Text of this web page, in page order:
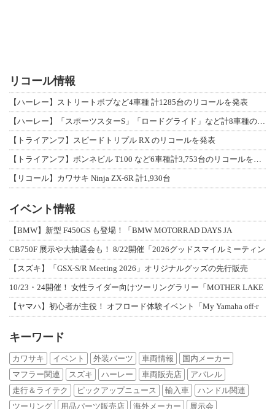
リコール情報
【ハーレー】ストリートボブなど4車種 計1285台のリコールを発表
【ハーレー】「スポーツスターS」「ロードグライド」など計8車種のリコールを発表
【トライアンフ】スピードトリプル RX のリコールを発表
【トライアンフ】ボンネビル T100 など6車種計3,753台のリコールを発表
【リコール】カワサキ Ninja ZX-6R 計1,930台
イベント情報
【BMW】新型 F450GS も登場！「BMW MOTORRAD DAYS JA
CB750F 展示や大抽選会も！ 8/22開催「2026グッドスマイルミーティン
【スズキ】「GSX-S/R Meeting 2026」オリジナルグッズの先行販売
10/23・24開催！ 女性ライダー向けツーリングラリー「MOTHER LAKE
【ヤマハ】初心者が主役！ オフロード体験イベント「My Yamaha off-r
キーワード
カワサキ イベント 外装パーツ 車両情報
国内メーカー
マフラー関連
スズキ ハーレー 車両販売店
アパレル
走行＆ライテク
ピックアップニュース 輸入車
ハンドル関連
ツーリング
用品パーツ販売店 海外メーカー 展示会